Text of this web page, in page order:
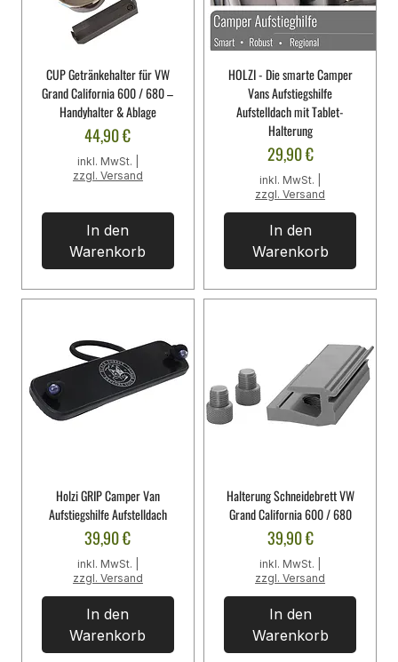
CUP Getränkehalter für VW
Grand California 600 / 680 –
Handyhalter & Ablage
Preis
44,90 €
inkl. MwSt.
zzgl. Versand
In den
Warenkorb
HOLZI - Die smarte Camper
Vans Aufstiegshilfe
Aufstelldach mit Tablet-
Halterung
Preis
29,90 €
inkl. MwSt.
zzgl. Versand
In den
Warenkorb
Holzi GRIP Camper Van
Aufstiegshilfe Aufstelldach
Preis
39,90 €
inkl. MwSt.
zzgl. Versand
In den
Warenkorb
Halterung Schneidebrett VW
Grand California 600 / 680
Preis
39,90 €
inkl. MwSt.
zzgl. Versand
In den
Warenkorb